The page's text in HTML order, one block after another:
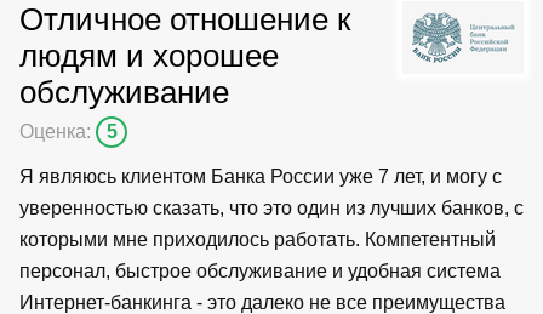
Отличное отношение к
людям и хорошее
обслуживание
Оценка: 5
Я являюсь клиентом Банка России уже 7 лет, и могу с
уверенностью сказать, что это один из лучших банков, с
которыми мне приходилось работать. Компетентный
персонал, быстрое обслуживание и удобная система
Интернет-банкинга - это далеко не все преимущества